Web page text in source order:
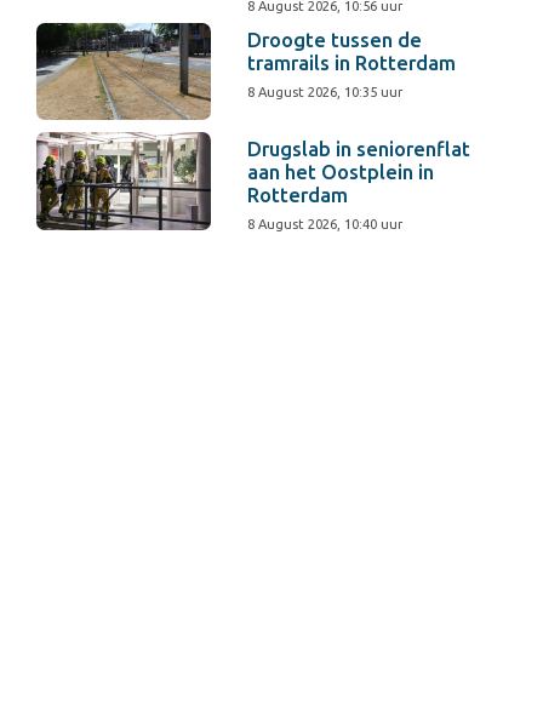
8 August 2026, 10:56 uur
Droogte tussen de
tramrails in Rotterdam
8 August 2026, 10:35 uur
Drugslab in seniorenflat
aan het Oostplein in
Rotterdam
8 August 2026, 10:40 uur